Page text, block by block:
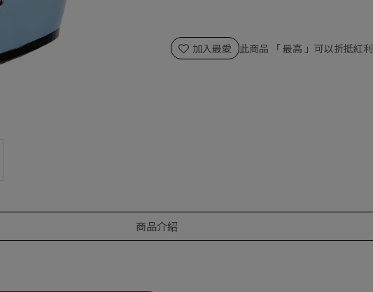
加入最愛 此商品 「 最高 」可以折抵紅利
商品介紹